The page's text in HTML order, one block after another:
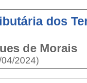
dos
de Morais
2024)